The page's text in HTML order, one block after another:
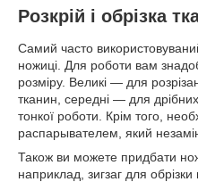
Розкрій і обрізка
Самий часто
ножиці. Для роботи вам
розміру. Великі — для
тканин, середні — для
тонкої роботи. Крім того,
распарывателем, який
Також ви можете придбати
наприклад, зигзаг для обрізки